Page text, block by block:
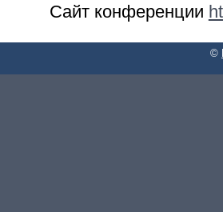
Сайт конференции
©